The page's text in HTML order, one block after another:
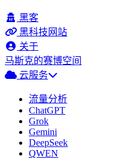
黑客
黑科技网站
关于
马斯克的赛博空间
云服务
流量分析
ChatGPT
Grok
Gemini
DeepSeek
QWEN